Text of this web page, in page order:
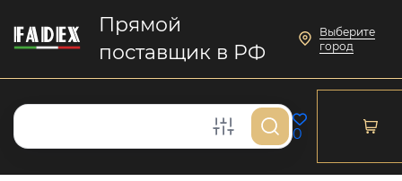
Прямой
поставщик в РФ
Выберите
город
0